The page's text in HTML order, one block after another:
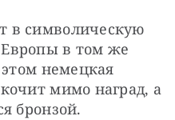
в символическую
в том же
немецкая
мимо наград, а
бронзой.